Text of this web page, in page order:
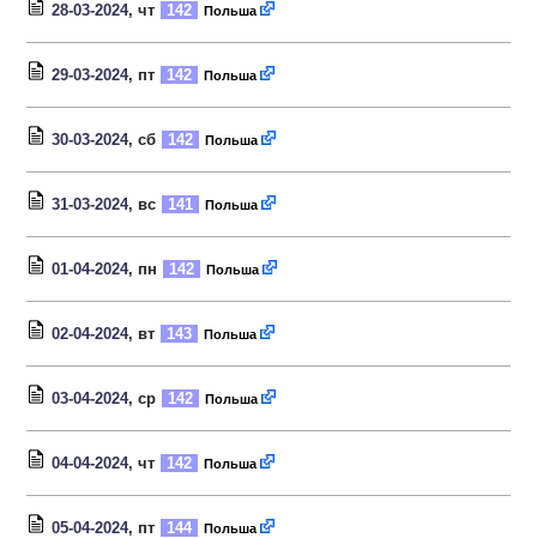
28-03-2024, чт 142 Польша
29-03-2024, пт 142 Польша
30-03-2024, сб 142 Польша
31-03-2024, вс 141 Польша
01-04-2024, пн 142 Польша
02-04-2024, вт 143 Польша
03-04-2024, ср 142 Польша
04-04-2024, чт 142 Польша
05-04-2024, пт 144 Польша